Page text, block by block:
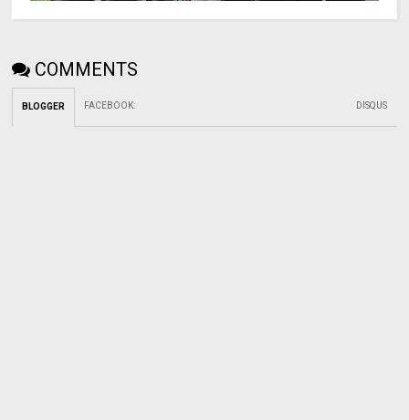
COMMENTS
BLOGGER FACEBOOK: DISQUS